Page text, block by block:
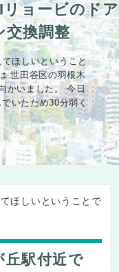
リョービのドア
交換調整
ほしいということ
世田谷区の羽根木
かいました。 今日
いたため30分弱く
ほしいということで
丘駅付近で